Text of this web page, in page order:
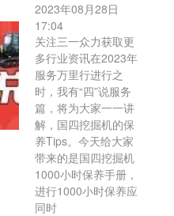
2023年08月28日
17:04
关注三一众力获取更
多行业资讯在2023年
服务万里行进行之
时，我有“四”说服务
篇，将为大家一一讲
解，国四挖掘机的保
养Tips。今天给大家
带来的是国四挖掘机
1000小时保养手册，
进行1000小时保养应
同时